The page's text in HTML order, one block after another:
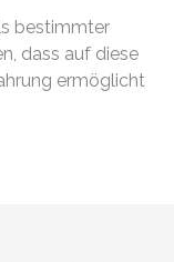
bestimmter
dass auf diese
ermöglicht